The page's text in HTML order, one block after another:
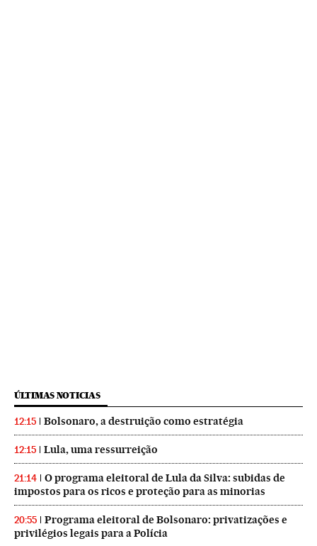
ÚLTIMAS NOTICIAS
12:15 Bolsonaro, a destruição como estratégia
12:15 Lula, uma ressurreição
21:14
O programa eleitoral de Lula da Silva: subidas de
impostos para os ricos e proteção para as minorias
20:55
Programa eleitoral de Bolsonaro: privatizações e
privilégios legais para a Polícia